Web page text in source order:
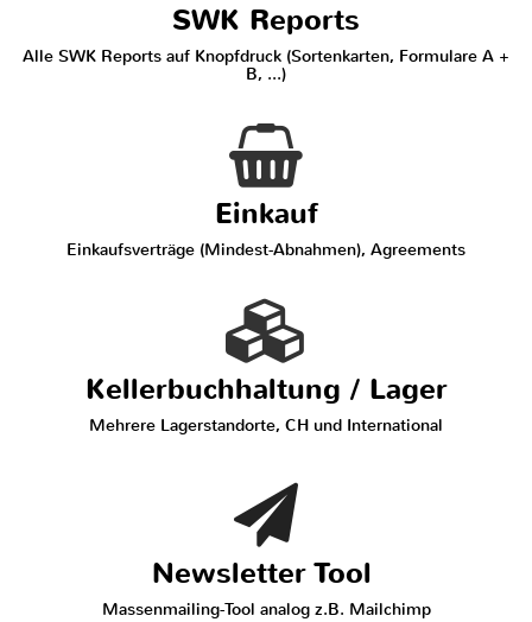
SWK Reports
Alle SWK Reports auf Knopfdruck (Sortenkarten, Formulare A +
B, ...)
Einkauf
Einkaufsverträge (Mindest-Abnahmen), Agreements
Kellerbuchhaltung / Lager
Mehrere Lagerstandorte, CH und International
Newsletter Tool
Massenmailing-Tool analog z.B. Mailchimp